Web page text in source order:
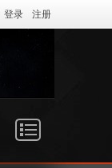
登录 注册